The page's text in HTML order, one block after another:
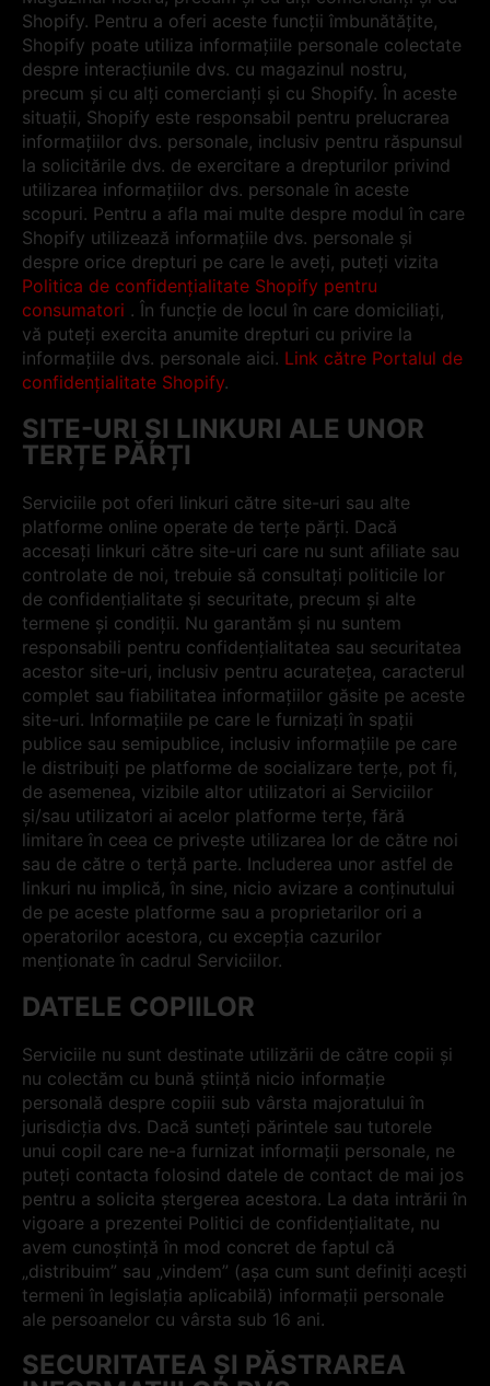
Shopify. Pentru a oferi aceste funcții îmbunătățite,
Shopify poate utiliza informațiile personale colectate
despre interacțiunile dvs. cu magazinul nostru,
precum și cu alți comercianți și cu Shopify. În aceste
situații, Shopify este responsabil pentru prelucrarea
informațiilor dvs. personale, inclusiv pentru răspunsul
la solicitările dvs. de exercitare a drepturilor privind
utilizarea informațiilor dvs. personale în aceste
scopuri. Pentru a afla mai multe despre modul în care
Shopify utilizează informațiile dvs. personale și
despre orice drepturi pe care le aveți, puteți vizita
Politica de confidențialitate Shopify pentru
consumatori . În funcție de locul în care domiciliați,
vă puteți exercita anumite drepturi cu privire la
informațiile dvs. personale aici. Link către Portalul de
confidențialitate Shopify.
SITE-URI ȘI LINKURI ALE UNOR
TERȚE PĂRȚI
Serviciile pot oferi linkuri către site-uri sau alte
platforme online operate de terțe părți. Dacă
accesați linkuri către site-uri care nu sunt afiliate sau
controlate de noi, trebuie să consultați politicile lor
de confidențialitate și securitate, precum și alte
termene și condiții. Nu garantăm și nu suntem
responsabili pentru confidențialitatea sau securitatea
acestor site-uri, inclusiv pentru acuratețea, caracterul
complet sau fiabilitatea informațiilor găsite pe aceste
site-uri. Informațiile pe care le furnizați în spații
publice sau semipublice, inclusiv informațiile pe care
le distribuiți pe platforme de socializare terțe, pot fi,
de asemenea, vizibile altor utilizatori ai Serviciilor
și/sau utilizatori ai acelor platforme terțe, fără
limitare în ceea ce privește utilizarea lor de către noi
sau de către o terță parte. Includerea unor astfel de
linkuri nu implică, în sine, nicio avizare a conținutului
de pe aceste platforme sau a proprietarilor ori a
operatorilor acestora, cu excepția cazurilor
menționate în cadrul Serviciilor.
DATELE COPIILOR
Serviciile nu sunt destinate utilizării de către copii și
nu colectăm cu bună știință nicio informație
personală despre copiii sub vârsta majoratului în
jurisdicția dvs. Dacă sunteți părintele sau tutorele
unui copil care ne-a furnizat informații personale, ne
puteți contacta folosind datele de contact de mai jos
pentru a solicita ștergerea acestora. La data intrării în
vigoare a prezentei Politici de confidențialitate, nu
avem cunoștință în mod concret de faptul că
„distribuim” sau „vindem” (așa cum sunt definiți acești
termeni în legislația aplicabilă) informații personale
ale persoanelor cu vârsta sub 16 ani.
SECURITATEA ȘI PĂSTRAREA